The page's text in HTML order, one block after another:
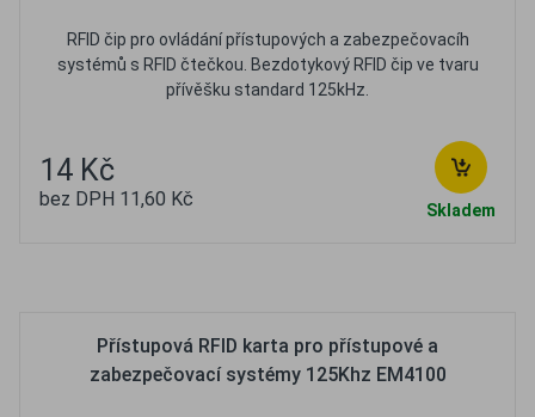
RFID čip pro ovládání přístupových a zabezpečovacíh
systémů s RFID čtečkou. Bezdotykový RFID čip ve tvaru
přívěšku standard 125kHz.
14 Kč
bez DPH 11,60 Kč Skladem
Přístupová RFID karta pro přístupové a
zabezpečovací systémy 125Khz EM4100